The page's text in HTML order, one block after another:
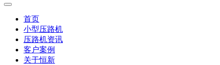
首页
小型压路机
压路机资讯
客户案例
关于恒新